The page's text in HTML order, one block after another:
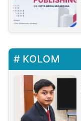
KOLOM